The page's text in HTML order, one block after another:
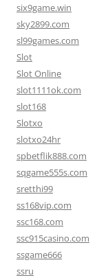
six9game.win
sky2899.com
sl99games.com
Slot
Slot Online
slot1111ok.com
slot168
Slotxo
slotxo24hr
spbetflik888.com
sqgame555s.com
sretthi99
ss168vip.com
ssc168.com
ssc915casino.com
ssgame666
ssru